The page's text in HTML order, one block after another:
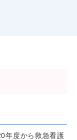
年度から救急看護